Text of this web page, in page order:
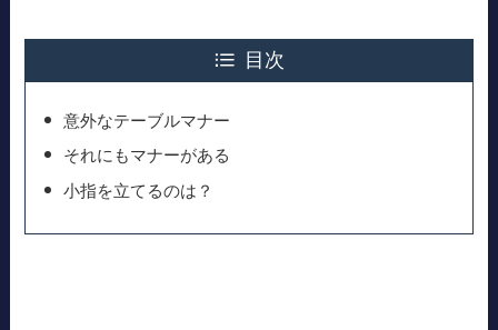
目次
意外なテーブルマナー
それにもマナーがある
小指を立てるのは？